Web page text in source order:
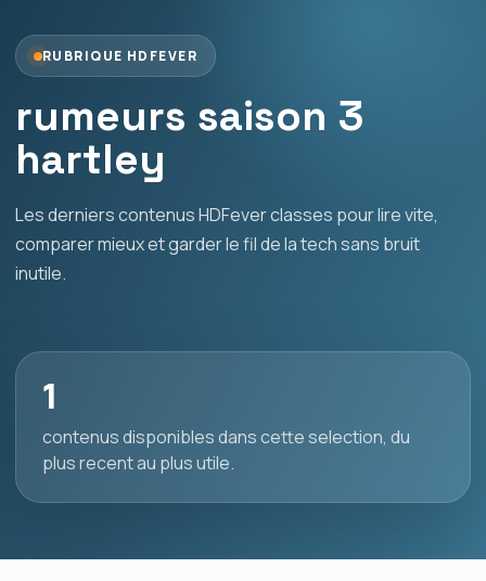
RUBRIQUE HDFEVER
rumeurs saison 3
hartley
Les derniers contenus HDFever classes pour lire vite,
comparer mieux et garder le fil de la tech sans bruit
inutile.
1
contenus disponibles dans cette selection, du
plus recent au plus utile.